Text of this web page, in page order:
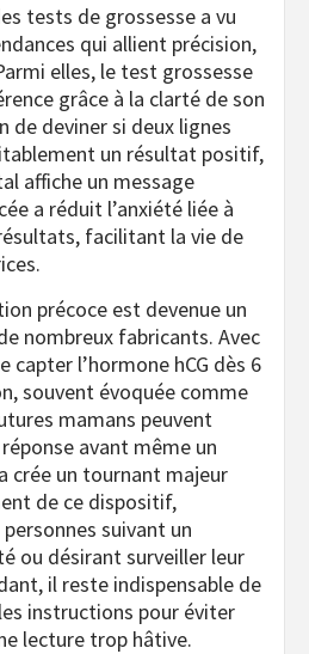
tests de grossesse a vu
qui allient précision,
elles, le test grossesse
grâce à la clarté de son
de deviner si deux lignes
un résultat positif,
affiche un message
a réduit l’anxiété liée à
facilitant la vie de
précoce est devenue un
nombreux fabricants. Avec
capter l’hormone hCG dès 6
souvent évoquée comme
mamans peuvent
avant même un
crée un tournant majeur
de ce dispositif,
suivant un
ou désirant surveiller leur
il reste indispensable de
instructions pour éviter
lecture trop hâtive.